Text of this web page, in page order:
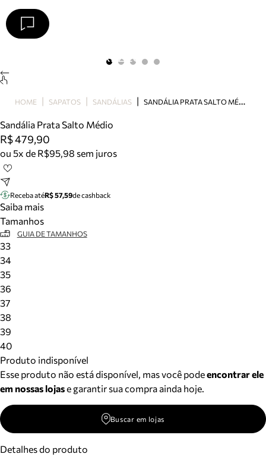
Papete
Scarpin
Mocassim
Bolsa
Tênis
Mule
Rasteira
Precisa de ajuda?
Arezzo
HOME SAPATOS SANDÁLIAS S
ANDÁLIA PRATA SALTO MÉDIO
Sandália Prata Salto Médio
R$ 479,90
ou 5x de R$95,98 sem juros
Receba atéR$ 57,59de cashback
Saiba mais
Tamanhos
GUIA DE TAMANHOS
33
34
35
36
37
38
39
40
Produto indisponível
Esse produto não está disponível, mas você podeencontrar ele
em nossas lojase garantir sua compra ainda hoje.
Buscar em lojas
Detalhes do produto